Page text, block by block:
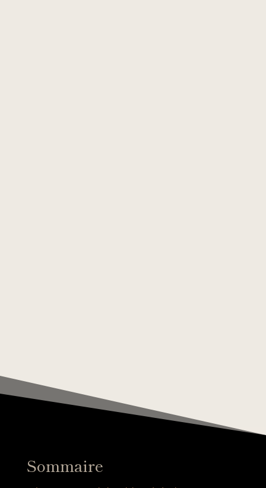
Sommaire